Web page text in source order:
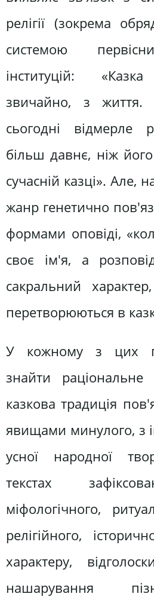
релігії (зокрема
системою
інституцій:
звичайно, з життя.
сьогодні відмерле
більш давнє, ніж
сучасній казці». Але,
жанр генетично
формами оповіді,
своє ім'я, а
сакральний
перетворюються в
У кожному з цих
знайти раціональне
казкова традиція
явищами минулого, з
усної народної
текстах
міфологічного,
релігійного,
характеру,
нашарування